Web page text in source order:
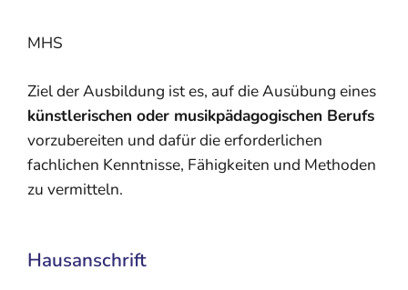
MHS
Ziel der Ausbildung ist es, auf die Ausübung eines
künstlerischen oder musikpädagogischen Berufs
vorzubereiten und dafür die erforderlichen
fachlichen Kenntnisse, Fähigkeiten und Methoden
zu vermitteln.
Hausanschrift